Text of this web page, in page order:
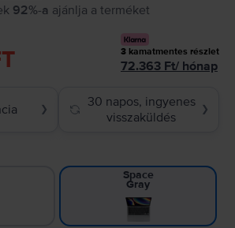
92%-a ajánlja a terméket
3 kamatmentes részlet
72.363 Ft/ hónap
❯
30 napos, ingyenes
visszaküldés
❯
Space
Gray